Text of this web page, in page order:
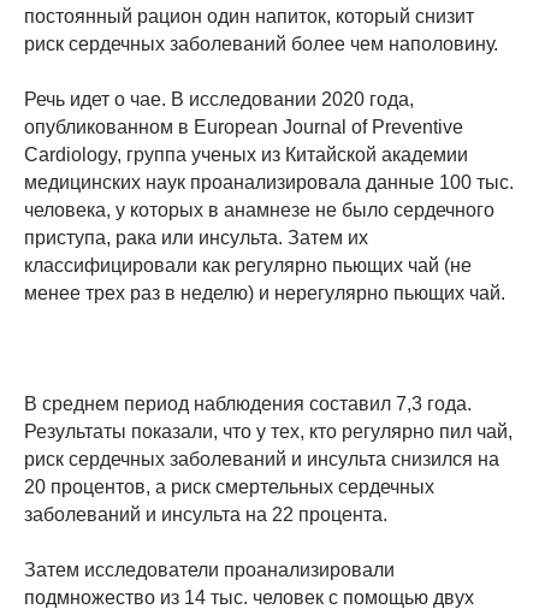
постоянный рацион один напиток, который снизит
риск сердечных заболеваний более чем наполовину.
Речь идет о чае. В исследовании 2020 года,
опубликованном в European Journal of Preventive
Cardiology, группа ученых из Китайской академии
медицинских наук проанализировала данные 100 тыс.
человека, у которых в анамнезе не было сердечного
приступа, рака или инсульта. Затем их
классифицировали как регулярно пьющих чай (не
менее трех раз в неделю) и нерегулярно пьющих чай.
В среднем период наблюдения составил 7,3 года.
Результаты показали, что у тех, кто регулярно пил чай,
риск сердечных заболеваний и инсульта снизился на
20 процентов, а риск смертельных сердечных
заболеваний и инсульта на 22 процента.
Затем исследователи проанализировали
подмножество из 14 тыс. человек с помощью двух